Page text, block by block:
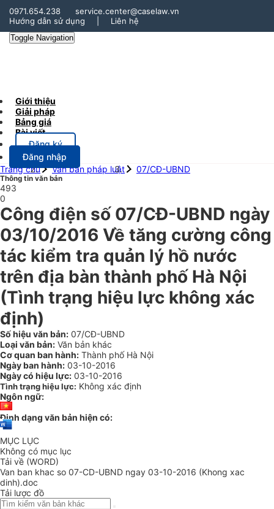
0971.654.238
service.center@caselaw.vn
Hướng dẫn sử dụng
Liên hệ
Toggle Navigation
Giới thiệu
Giải pháp
Bảng giá
Bài viết
Đăng ký
Đăng nhập
Trang chủ
Văn bản pháp luật 07/CĐ-UBND
Thông tin văn bản
493
0
Công điện số 07/CĐ-UBND ngày
03/10/2016 Về tăng cường công
tác kiểm tra quản lý hồ nước
trên địa bàn thành phố Hà Nội
(Tình trạng hiệu lực không xác
định)
Số hiệu văn bản: 07/CĐ-UBND
Loại văn bản: Văn bản khác
Cơ quan ban hành: Thành phố Hà Nội
Ngày ban hành: 03-10-2016
Ngày có hiệu lực: 03-10-2016
Tình trạng hiệu lực: Không xác định
Ngôn ngữ:
Định dạng văn bản hiện có:
MỤC LỤC
Không có mục lục
Tải về (WORD)
Van ban khac so 07-CD-UBND ngay 03-10-2016 (Khong xac
dinh).doc
Tải lược đồ